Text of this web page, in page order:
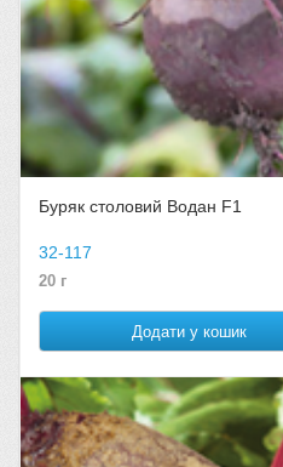
Буряк столовий Водан F1
32-117
20 г
Додати у кошик